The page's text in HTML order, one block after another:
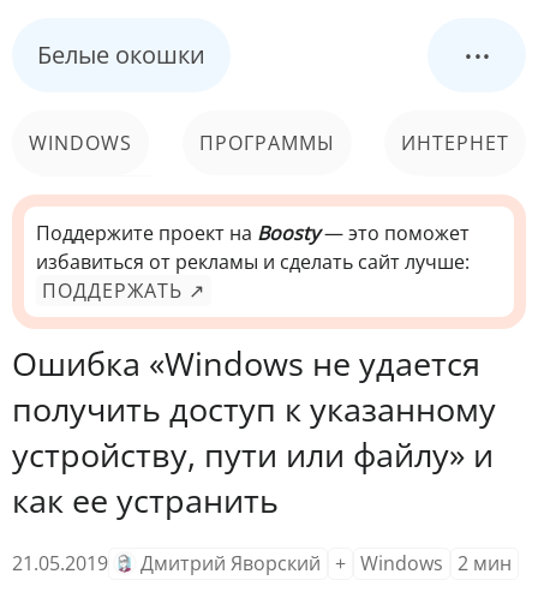
Белые окошки ...
WINDOWS ПРОГРАММЫ ИНТЕРНЕТ
КОМПЬЮТЕР
СИСТЕМА
Поддержите проект на Boosty— это поможет
избавиться от рекламы и сделать сайт лучше:
ПОДДЕРЖАТЬ ↗
Ошибка «Windows не удается
получить доступ к указанному
устройству, пути или файлу» и
как ее устранить
21.05.2019 Дмитрий Яворский + Windows 2 мин